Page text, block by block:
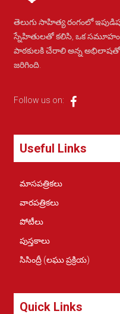
తెలుగు సాహిత్య రంగంలో
స్నేహితులతో కలిసి, ఒక
పాఠకులకి చేరాలి అన్న
జరిగింది.
Follow us on:
Useful Links
మాసపత్రికలు
వారపత్రికలు
పోటీలు
పుస్తకాలు
సిసింద్రీ (లఘు ప్రక్రియ)
Quick Links